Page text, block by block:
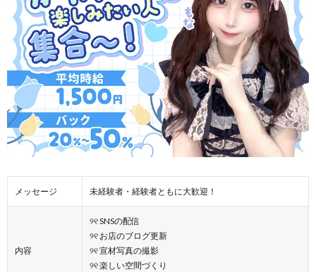
メッセージ 未経験者・経験者ともに大歓迎！
内容
୨୧ SNSの配信
୨୧ お店のブログ更新
୨୧ 宣材写真の撮影
୨୧ 楽しい空間づくり